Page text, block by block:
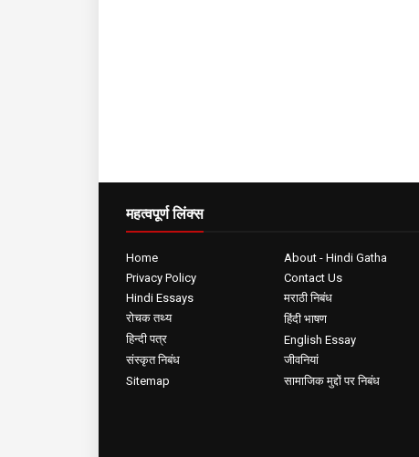
महत्वपूर्ण लिंक्स
Home
About - Hindi Gatha
Privacy Policy
Contact Us
Hindi Essays
मराठी निबंध
रोचक तथ्य
हिंदी भाषण
हिन्दी पत्र
English Essay
संस्कृत निबंध
जीवनियां
Sitemap
सामाजिक मुद्दों पर निबंध